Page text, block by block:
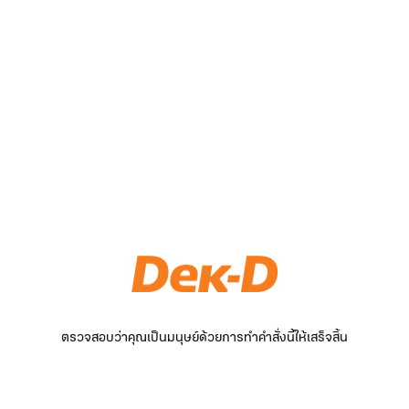
ตรวจสอบว่าคุณเป็นมนุษย์ด้วยการทำคำสั่งนี้ให้เสร็จสิ้น